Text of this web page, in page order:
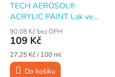
TECH AEROSOL®
ACRYLIC PAINT Lak ve
spreji, bezbarvý lesk, 400
ml
90,08 Kč bez DPH
109 Kč
Měrná
cena:
27,25 Kč / 100 ml
Do košíku